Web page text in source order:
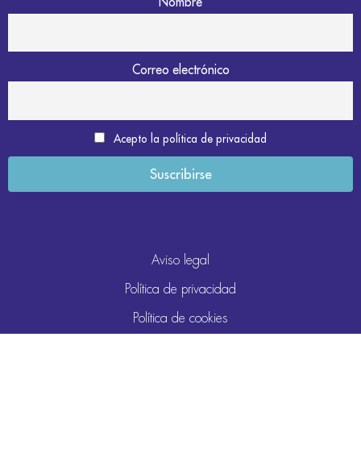
Correo electrónico
Acepto la política de privacidad
Aviso legal
Política de privacidad
Política de cookies